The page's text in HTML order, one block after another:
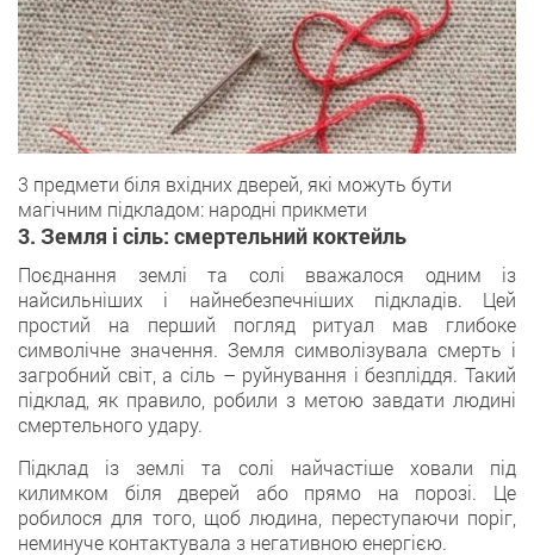
3 предмети біля вхідних дверей, які можуть бути
магічним підкладом: народні прикмети
3. Земля і сіль: смертельний коктейль
Поєднання землі та солі вважалося одним із
найсильніших і найнебезпечніших підкладів. Цей
простий на перший погляд ритуал мав глибоке
символічне значення. Земля символізувала смерть і
загробний світ, а сіль – руйнування і безпліддя. Такий
підклад, як правило, робили з метою завдати людині
смертельного удару.
Підклад із землі та солі найчастіше ховали під
килимком біля дверей або прямо на порозі. Це
робилося для того, щоб людина, переступаючи поріг,
неминуче контактувала з негативною енергією.